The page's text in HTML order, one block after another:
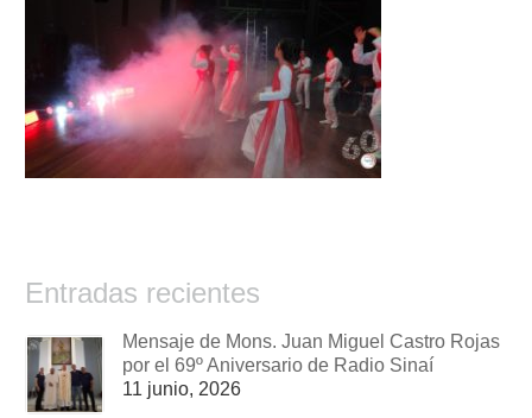
Entradas recientes
Mensaje de Mons. Juan Miguel Castro Rojas
por el 69º Aniversario de Radio Sinaí
11 junio, 2026